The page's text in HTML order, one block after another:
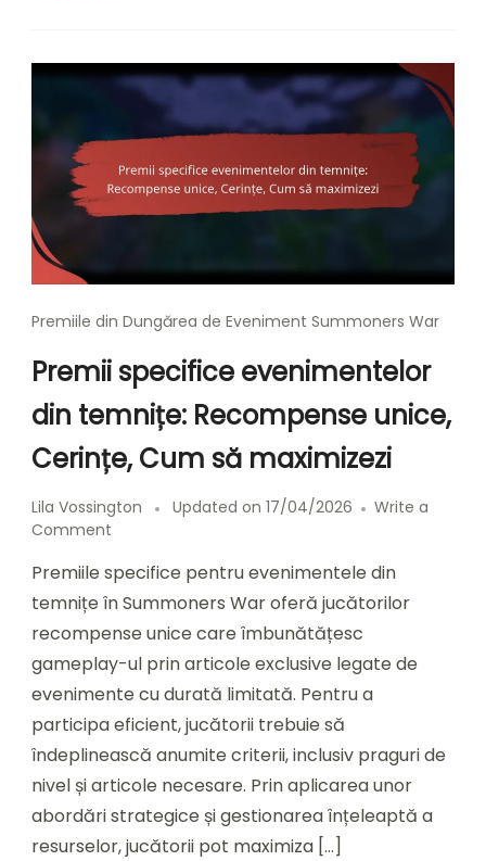
Premiile din Dungărea de Eveniment Summoners War
Premii specifice evenimentelor
din temnițe: Recompense unice,
Cerințe, Cum să maximizezi
Lila Vossington Updated on 17/04/2026
Write a
Comment
specifice
evenimentelor
temnițe:
Recompense
unice,
Cum
să
maximizezi
Premiile specifice pentru evenimentele din
temnițe în Summoners War oferă jucătorilor
recompense unice care îmbunătățesc
gameplay-ul prin articole exclusive legate de
evenimente cu durată limitată. Pentru a
participa eficient, jucătorii trebuie să
îndeplinească anumite criterii, inclusiv praguri de
nivel și articole necesare. Prin aplicarea unor
abordări strategice și gestionarea înțeleaptă a
resurselor, jucătorii pot maximiza […]